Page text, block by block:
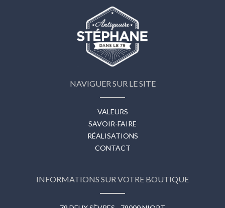
NAVIGUER SUR LE SITE
VALEURS
SAVOIR-FAIRE
RÉALISATIONS
CONTACT
INFORMATIONS SUR VOTRE BOUTIQUE